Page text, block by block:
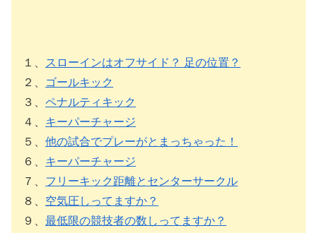
１、
スローインはオフサイド？ 足の位置？
２、
ゴールキック
３、 ペナルティキック
４、 キーパーチャージ
５、 他の試合でプレーがとまっちゃった！
６、 キーパーチャージ
７、 フリーキック距離とセンターサークル
８、 空気圧しってますか？
９、 最低限の競技者の数しってますか？